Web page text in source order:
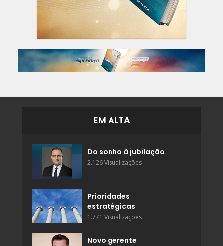
EM ALTA
Do sonho à jubilação
2.126 Visualizações
Prioridades
estratégicas
1.771 Visualizações
Novo gerente